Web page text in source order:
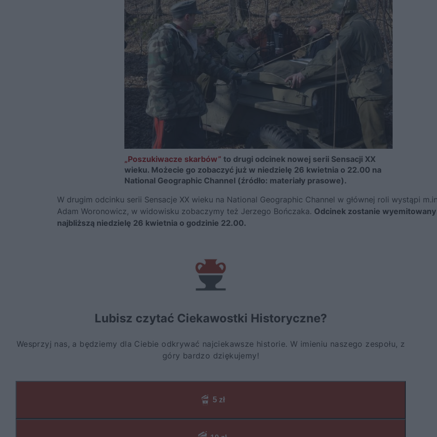
„Poszukiwacze skarbów” to drugi odcinek nowej serii Sensacji XX
wieku. Możecie go zobaczyć już w niedzielę 26 kwietnia o 22.00 na
National Geographic Channel (źródło: materiały prasowe).
W drugim odcinku serii Sensacje XX wieku na National Geographic Channel w głównej roli wystąpi
Adam Woronowicz, w widowisku zobaczymy też Jerzego Bończaka. Odcinek zostanie
najbliższą niedzielę 26 kwietnia o godzinie 22.00.